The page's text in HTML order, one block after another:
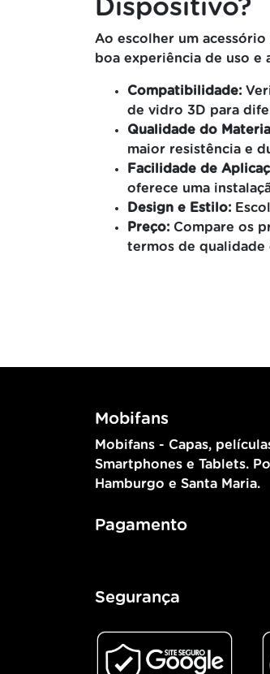
Dispositivo?
Ao escolher um
boa experiência de uso e
Compatibilidade:
de vidro 3D para
Qualidade do
maior resistência e
Facilidade de
oferece uma
Design e Estilo:
Preço: Compare os
termos de qualidade
Mobifans
Mobifans - Capas,
Smartphones e Tablets.
Hamburgo e Santa Maria.
Pagamento
Segurança